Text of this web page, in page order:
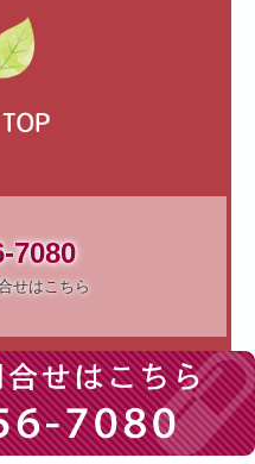
7080
せはこちら
ン薬局 All Rights Reserved.